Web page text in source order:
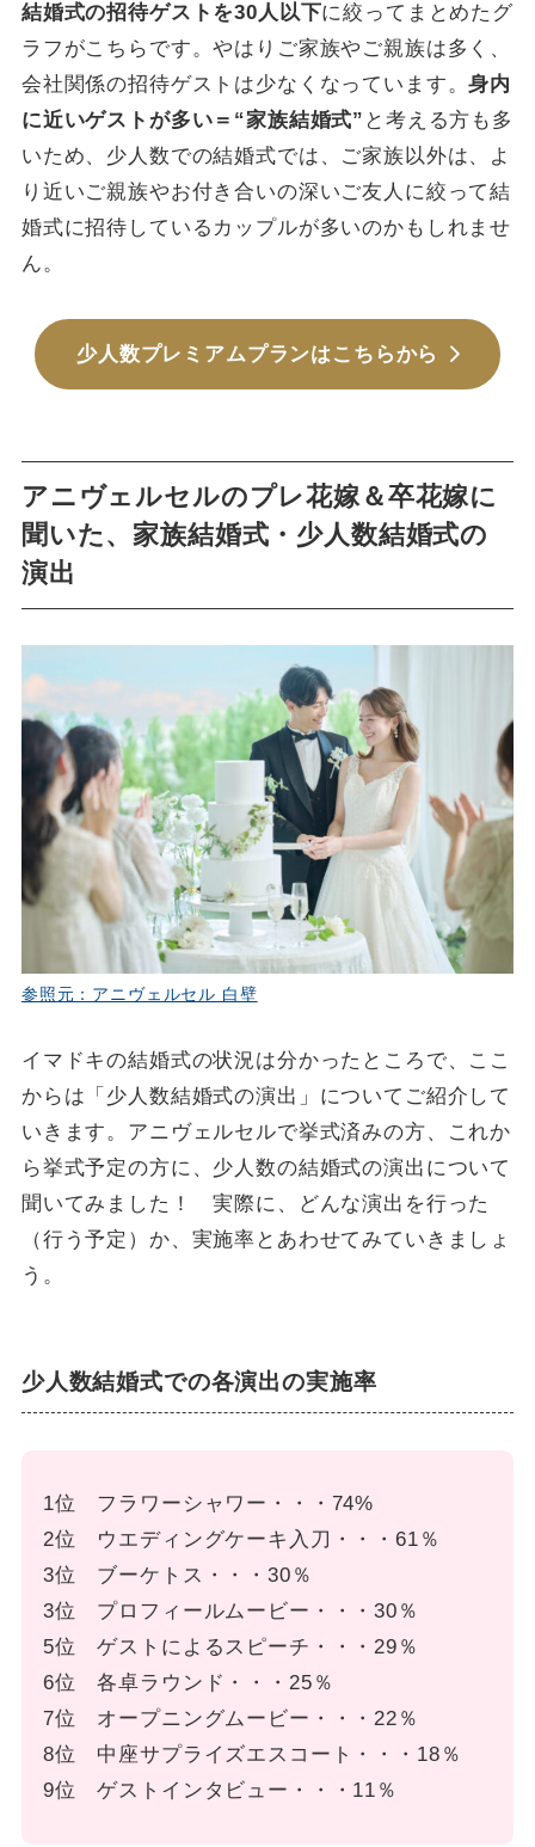
結婚式の招待ゲストを30人以下に絞ってまとめたグ
ラフがこちらです。やはりご家族やご親族は多く、
会社関係の招待ゲストは少なくなっています。身内
に近いゲストが多い＝“家族結婚式” と考える方も多
いため、少人数での結婚式では、ご家族以外は、よ
り近いご親族やお付き合いの深いご友人に絞って結
婚式に招待しているカップルが多いのかもしれませ
ん。
少人数プレミアムプランはこちらから
アニヴェルセルのプレ花嫁＆卒花嫁に
聞いた、家族結婚式・少人数結婚式の
演出
参照元：アニヴェルセル 白壁
イマドキの結婚式の状況は分かったところで、ここ
からは「少人数結婚式の演出」についてご紹介して
いきます。アニヴェルセルで挙式済みの方、これか
ら挙式予定の方に、少人数の結婚式の演出について
聞いてみました！ 実際に、どんな演出を行った
（行う予定）か、実施率とあわせてみていきましょ
う。
少人数結婚式での各演出の実施率
1位 フラワーシャワー・・・74%
2位 ウエディングケーキ入刀・・・61％
3位 ブーケトス・・・30％
3位 プロフィールムービー・・・30％
5位 ゲストによるスピーチ・・・29％
6位 各卓ラウンド・・・25％
7位 オープニングムービー・・・22％
8位 中座サプライズエスコート・・・18％
9位 ゲストインタビュー・・・11％